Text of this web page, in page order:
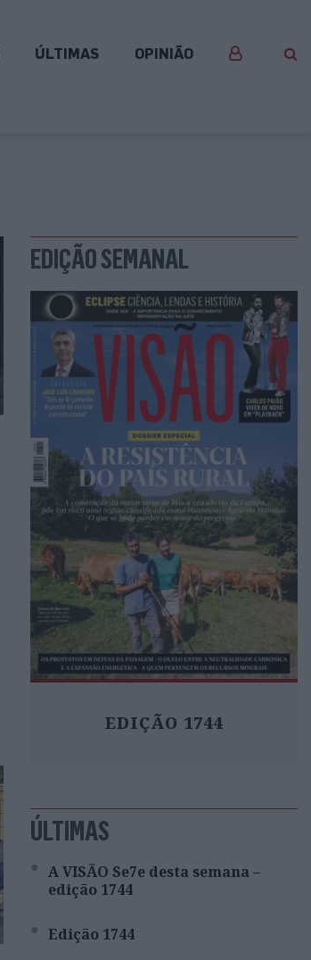
ÚLTIMAS OPINIÃO
EDIÇÃO SEMANAL
EDIÇÃO 1744
ÚLTIMAS
A VISÃO Se7e desta semana –
edição 1744
Edição 1744